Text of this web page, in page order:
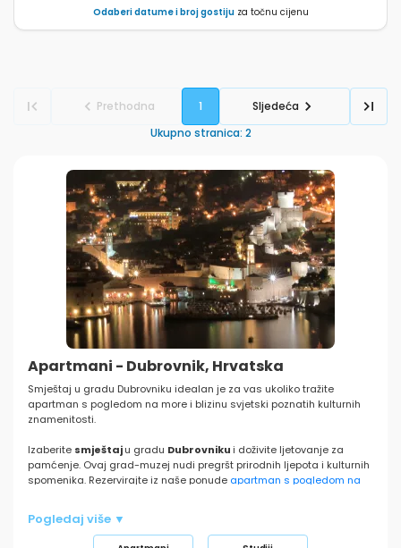
Odaberi datume i broj gostijuza točnu cijenu
Prethodna 1
Sljedeća
Ukupno stranica: 2
Apartmani - Dubrovnik, Hrvatska
Smještaj u gradu Dubrovniku idealan je za vas ukoliko tražite
apartman s pogledom na more i blizinu svjetski poznatih kulturnih
znamenitosti.
Izaberite smještaju gradu Dubrovnikui doživite ljetovanje za
pamćenje. Ovaj grad-muzej nudi pregršt prirodnih ljepota i kulturnih
spomenika. Rezervirajte iz naše ponude apartman s pogledom na
Dubrovnik je smješten na jugu Jadrana i smatra se jednim od
najznačajnijih turističkih destinacija Jadrana, ali i Hrvatske
Pogledaj više ▼